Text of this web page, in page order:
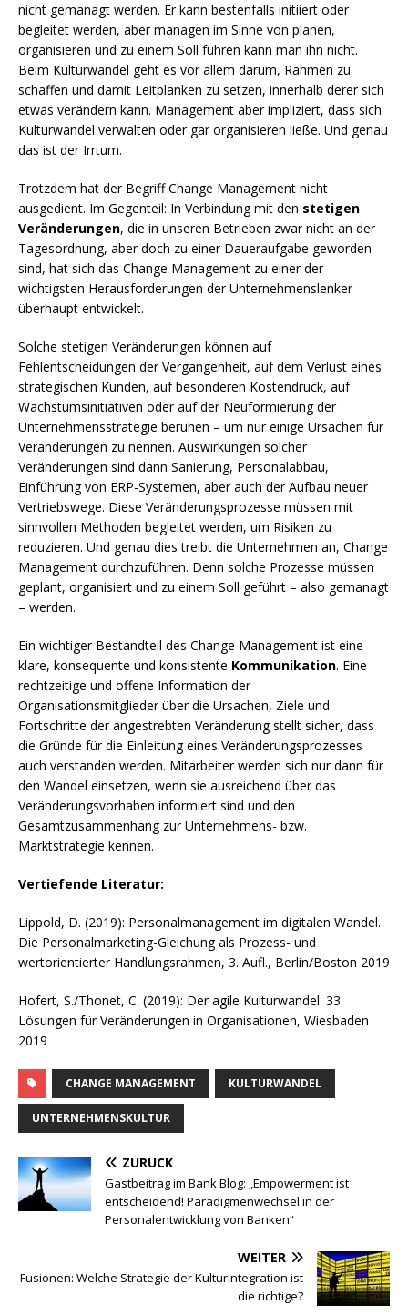
nicht gemanagt werden. Er kann bestenfalls initiiert oder
begleitet werden, aber managen im Sinne von planen,
organisieren und zu einem Soll führen kann man ihn nicht.
Beim Kulturwandel geht es vor allem darum, Rahmen zu
schaffen und damit Leitplanken zu setzen, innerhalb derer sich
etwas verändern kann. Management aber impliziert, dass sich
Kulturwandel verwalten oder gar organisieren ließe. Und genau
das ist der Irrtum.
Trotzdem hat der Begriff Change Management nicht
ausgedient. Im Gegenteil: In Verbindung mit den stetigen
Veränderungen, die in unseren Betrieben zwar nicht an der
Tagesordnung, aber doch zu einer Daueraufgabe geworden
sind, hat sich das Change Management zu einer der
wichtigsten Herausforderungen der Unternehmenslenker
überhaupt entwickelt.
Solche stetigen Veränderungen können auf
Fehlentscheidungen der Vergangenheit, auf dem Verlust eines
strategischen Kunden, auf besonderen Kostendruck, auf
Wachstumsinitiativen oder auf der Neuformierung der
Unternehmensstrategie beruhen – um nur einige Ursachen für
Veränderungen zu nennen. Auswirkungen solcher
Veränderungen sind dann Sanierung, Personalabbau,
Einführung von ERP-Systemen, aber auch der Aufbau neuer
Vertriebswege. Diese Veränderungsprozesse müssen mit
sinnvollen Methoden begleitet werden, um Risiken zu
reduzieren. Und genau dies treibt die Unternehmen an, Change
Management durchzuführen. Denn solche Prozesse müssen
geplant, organisiert und zu einem Soll geführt – also gemanagt
– werden.
Ein wichtiger Bestandteil des Change Management ist eine
klare, konsequente und konsistente Kommunikation. Eine
rechtzeitige und offene Information der
Organisationsmitglieder über die Ursachen, Ziele und
Fortschritte der angestrebten Veränderung stellt sicher, dass
die Gründe für die Einleitung eines Veränderungsprozesses
auch verstanden werden. Mitarbeiter werden sich nur dann für
den Wandel einsetzen, wenn sie ausreichend über das
Veränderungsvorhaben informiert sind und den
Gesamtzusammenhang zur Unternehmens- bzw.
Marktstrategie kennen.
Vertiefende Literatur:
Lippold, D. (2019): Personalmanagement im digitalen Wandel.
Die Personalmarketing-Gleichung als Prozess- und
wertorientierter Handlungsrahmen, 3. Aufl., Berlin/Boston 2019
Hofert, S./Thonet, C. (2019): Der agile Kulturwandel. 33
Lösungen für Veränderungen in Organisationen, Wiesbaden
2019
CHANGE MANAGEMENT KULTURWANDEL
UNTERNEHMENSKULTUR
ZURÜCK
Gastbeitrag im Bank Blog: „Empowerment ist
entscheidend! Paradigmenwechsel in der
Personalentwicklung von Banken“
WEITER
Fusionen: Welche Strategie der Kulturintegration ist
die richtige?